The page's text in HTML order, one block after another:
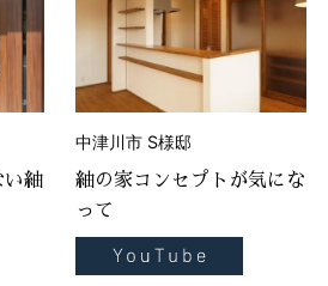
い紬
中津川市 S様邸
紬の家コンセプトが気にな
って